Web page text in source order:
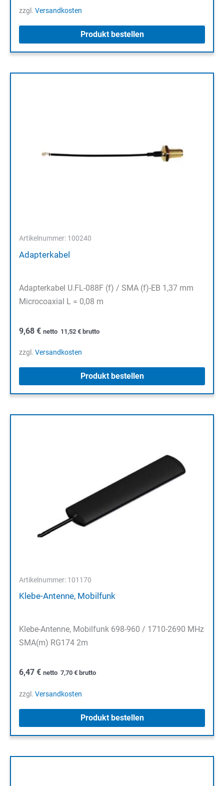
zzgl. Versandkosten
Produkt bestellen
Artikelnummer: 100240
Adapterkabel
Adapterkabel U.FL-088F (f) / SMA (f)-EB 1,37 mm
Microcoaxial L = 0,08 m
9,68 € netto 11,52 € brutto
zzgl. Versandkosten
Produkt bestellen
Artikelnummer: 101170
Klebe-Antenne, Mobilfunk
Klebe-Antenne, Mobilfunk 698-960 / 1710-2690 MHz
SMA(m) RG174 2m
6,47 € netto 7,70 € brutto
zzgl. Versandkosten
Produkt bestellen